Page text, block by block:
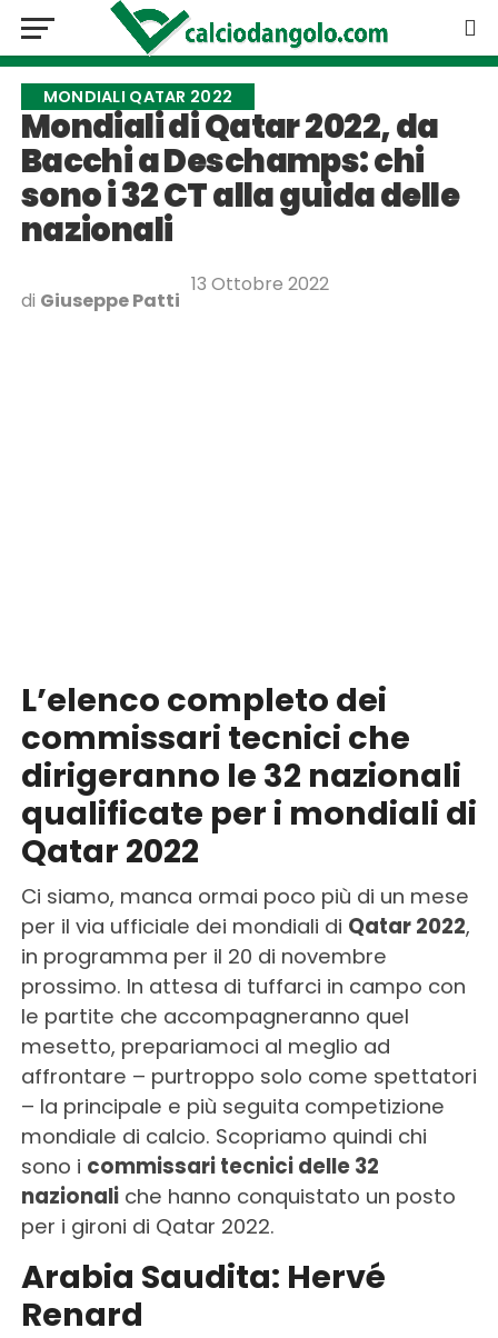
MONDIALI QATAR 2022
Mondiali di Qatar 2022, da
Bacchi a Deschamps: chi
sono i 32 CT alla guida delle
nazionali
di Giuseppe Patti
13 Ottobre 2022
L’elenco completo dei
commissari tecnici che
dirigeranno le 32 nazionali
qualificate per i mondiali di
Qatar 2022
Ci siamo, manca ormai poco più di un mese
per il via ufficiale dei mondiali di Qatar 2022,
in programma per il 20 di novembre
prossimo. In attesa di tuffarci in campo con
le partite che accompagneranno quel
mesetto, prepariamoci al meglio ad
affrontare – purtroppo solo come spettatori
– la principale e più seguita competizione
mondiale di calcio. Scopriamo quindi chi
sono i commissari tecnici delle 32
nazionaliche hanno conquistato un posto
per i gironi di Qatar 2022.
Arabia Saudita: Hervé
Renard